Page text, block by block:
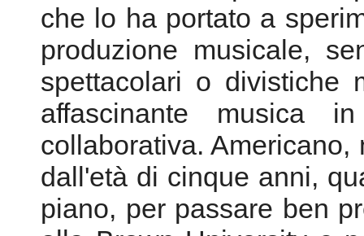
E-mail:
alvincurran1@gmail.com
Crystal Psalms(1988)
New Albian Records -
Alvin Curran è una
musica contemporanea,
che lo ha portato a
produzione musicale,
spettacolari o divistiche